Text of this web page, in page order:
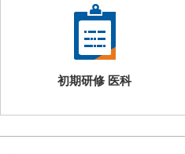
初期研修 医科